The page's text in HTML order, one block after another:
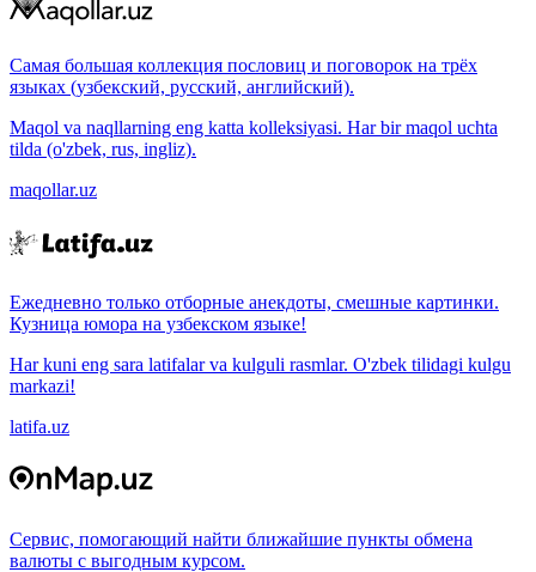
Самая большая коллекция пословиц и поговорок на трёх
языках (узбекский, русский, английский).
Maqol va naqllarning eng katta kolleksiyasi. Har bir maqol uchta
tilda (o'zbek, rus, ingliz).
maqollar.uz
Ежедневно только отборные анекдоты, смешные картинки.
Кузница юмора на узбекском языке!
Har kuni eng sara latifalar va kulguli rasmlar. O'zbek tilidagi kulgu
markazi!
latifa.uz
Сервис, помогающий найти ближайшие пункты обмена
валюты с выгодным курсом.